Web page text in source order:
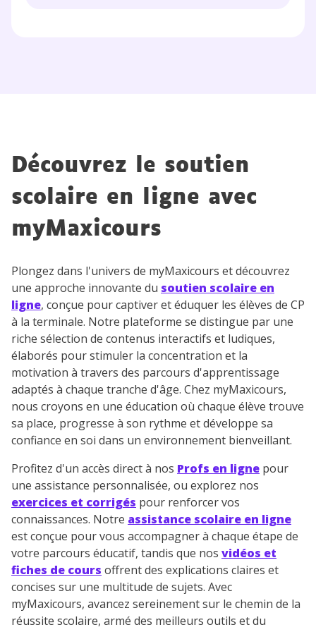
Découvrez le soutien
scolaire en ligne avec
myMaxicours
Plongez dans l'univers de myMaxicours et découvrez
une approche innovante du soutien scolaire en
ligne, conçue pour captiver et éduquer les élèves de CP
à la terminale. Notre plateforme se distingue par une
riche sélection de contenus interactifs et ludiques,
élaborés pour stimuler la concentration et la
motivation à travers des parcours d'apprentissage
adaptés à chaque tranche d'âge. Chez myMaxicours,
nous croyons en une éducation où chaque élève trouve
sa place, progresse à son rythme et développe sa
confiance en soi dans un environnement bienveillant.
Profitez d'un accès direct à nos Profs en ligne pour
une assistance personnalisée, ou explorez nos
exercices et corrigés pour renforcer vos
connaissances. Notre assistance scolaire en ligne
est conçue pour vous accompagner à chaque étape de
votre parcours éducatif, tandis que nos vidéos et
fiches de cours offrent des explications claires et
concises sur une multitude de sujets. Avec
myMaxicours, avancez sereinement sur le chemin de la
réussite scolaire, armé des meilleurs outils et du
consulternotre charte.